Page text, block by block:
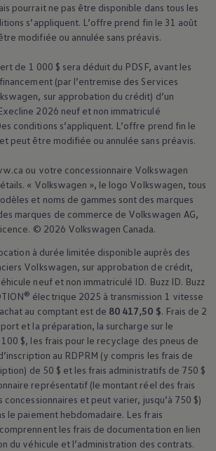
pourrait ne pas être disponible dans tous les
s’appliquent. L’offre prend fin le 31 août
modifiée ou annulée sans préavis.
de 1 000 $ sera déduit du PDSF, avant les
(par l’entremise des Services
, sur approbation du crédit) d’un
2026 neuf et non immatriculé
conditions s’appliquent. L’offre prend fin le
peut être modifiée ou annulée sans préavis.
ou votre concessionnaire Volkswagen
« Volkswagen », le logo Volkswagen, tous
et noms de gammes sont des marques
marques de commerce de Volkswagen AG,
© 2026 Volkswagen Canada.
à durée limitée disponible auprès des
Volkswagen, sur approbation de crédit,
neuf et non immatriculé ID. Buzz ID. Buzz
électrique 2025 à transmission 1 vitesse
au comptant est de 80 417,50 $. Frais de 2
et la préparation, la surcharge sur le
$, les frais pour le recyclage des pneus de
au RDPRM (y compris les frais de
de 50 $ et les frais administratifs de 750 $
représentatif (le montant réel des frais
concessionnaires et peut varier, jusqu’à 750 $)
le paiement hebdomadaire. Les frais
les frais de documentation en lien
du véhicule et l’administration des contrats.